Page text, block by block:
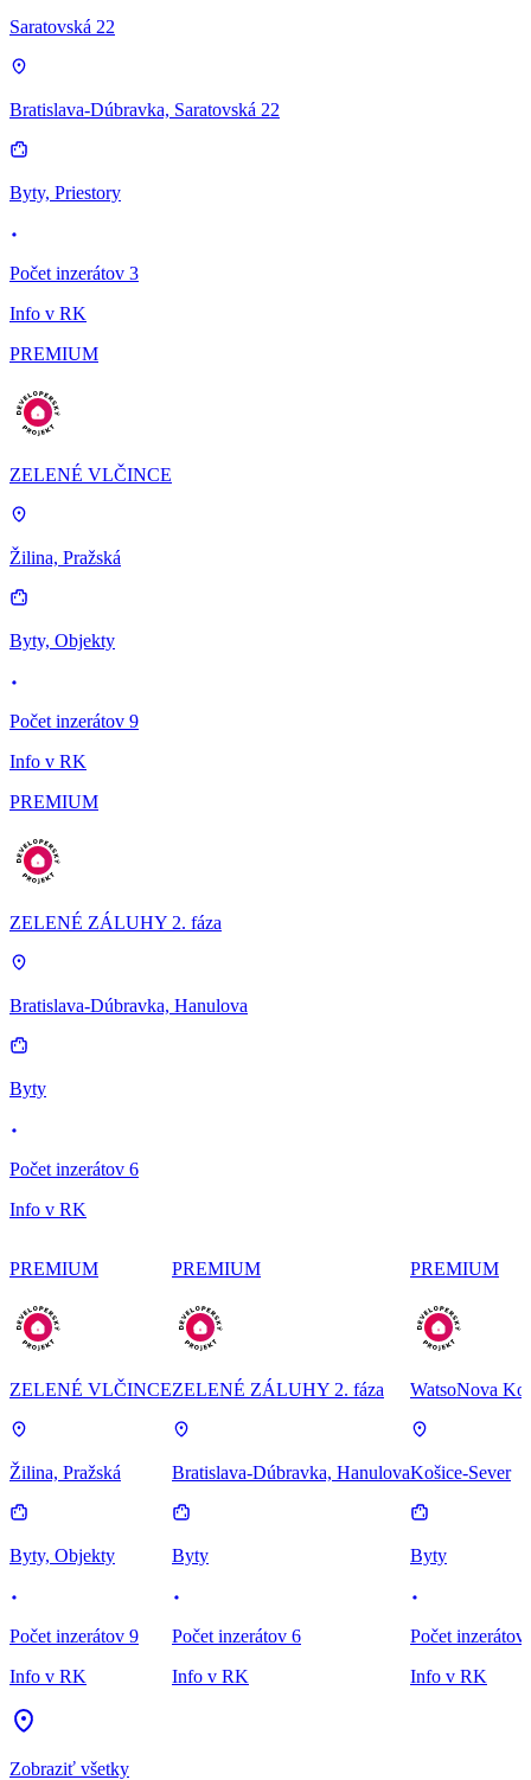
Saratovská 22
Bratislava-Dúbravka, Saratovská 22
Byty, Priestory
Počet inzerátov 3
Info v RK
PREMIUM
ZELENÉ VLČINCE
Žilina, Pražská
Byty, Objekty
Počet inzerátov 9
Info v RK
PREMIUM
ZELENÉ ZÁLUHY 2. fáza
Bratislava-Dúbravka, Hanulova
Byty
Počet inzerátov 6
Info v RK
PREMIUM
ZELENÉ VLČINCE
Žilina, Pražská
Byty, Objekty
Počet inzerátov 9
Info v RK
PREMIUM
ZELENÉ ZÁLUHY 2. fáza
Bratislava-Dúbravka, Hanulova
Byty
Počet inzerátov 6
Info v RK
PREMIUM
WatsoNova
Košice-Sever
Byty
Počet inzerátov
Info v RK
Zobraziť všetky